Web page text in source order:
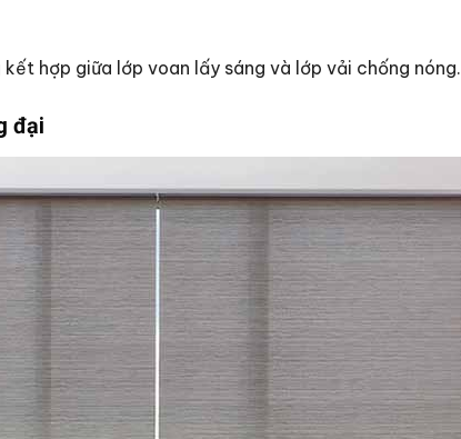
hợp giữa lớp voan lấy sáng và lớp vải chống nóng.
đại